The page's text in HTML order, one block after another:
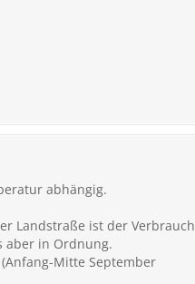
abhängig.
Landstraße ist der Verbrauch
aber in Ordnung.
Mitte September